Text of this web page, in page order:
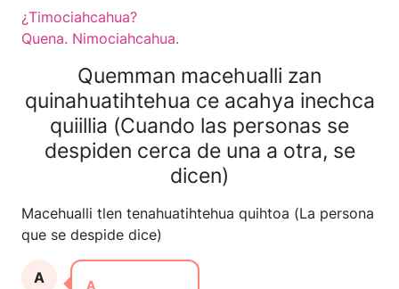
¿Timociahcahua?
Quena. Nimociahcahua.
Quemman macehualli zan
quinahuatihtehua ce acahya inechca
quiillia (Cuando las personas se
despiden cerca de una a otra, se
dicen)
Macehualli tlen tenahuatihtehua quihtoa (La persona
que se despide dice)
A A